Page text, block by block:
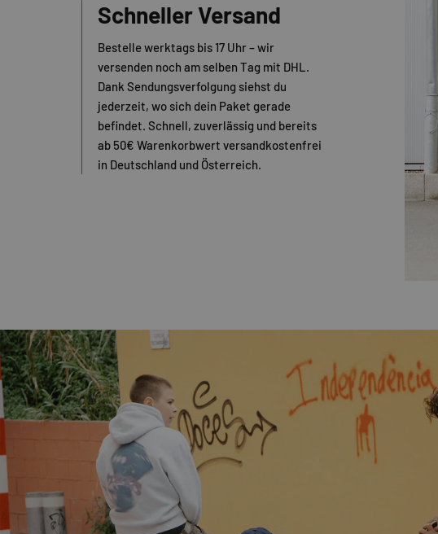
Schneller Versand
Bestelle werktags bis 17 Uhr – wir
versenden noch am selben Tag mit DHL.
Dank Sendungsverfolgung siehst du
jederzeit, wo sich dein Paket gerade
befindet. Schnell, zuverlässig und bereits
ab 50€ Warenkorbwert versandkostenfrei
in Deutschland und Österreich.